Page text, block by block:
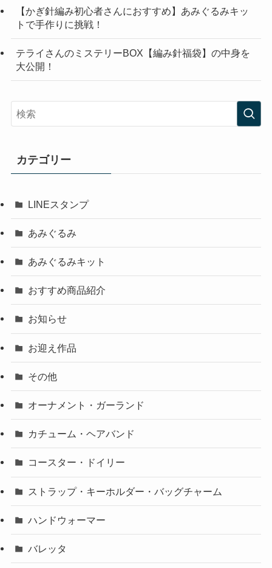
【かぎ針編み初心者さんにおすすめ】あみぐるみキッ
トで手作りに挑戦！
テライさんのミステリーBOX【編み針福袋】の中身を
大公開！
カテゴリー
LINEスタンプ
あみぐるみ
あみぐるみキット
おすすめ商品紹介
お知らせ
お迎え作品
その他
オーナメント・ガーランド
カチューム・ヘアバンド
コースター・ドイリー
ストラップ・キーホルダー・バッグチャーム
ハンドウォーマー
バレッタ